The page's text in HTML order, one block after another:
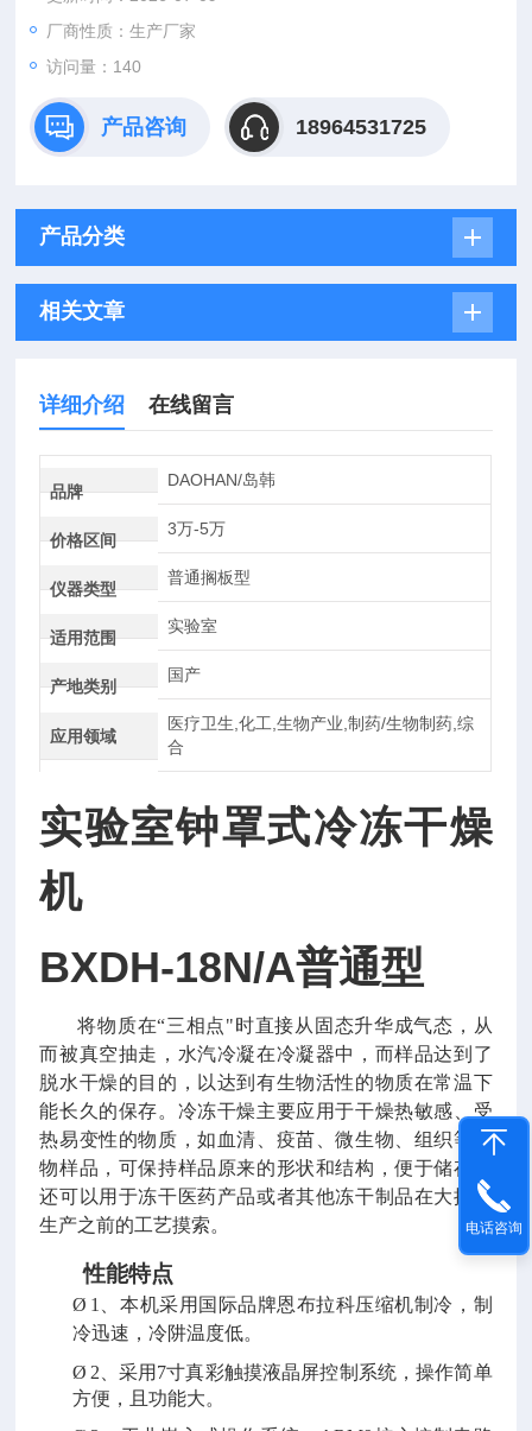
厂商性质：生产厂家
访问量：140
产品咨询 18964531725
产品分类
相关文章
详细介绍 在线留言
品牌
DAOHAN/岛韩
价格区间
3万-5万
仪器类型
普通搁板型
适用范围
实验室
产地类别
国产
应用领域
医疗卫生,化工,生物产业,制药/生物制药,综
合
实验室钟罩式冷冻干燥
机
BXDH-18N/A普通型
将物质在“三相点"时直接从固态升华成气态，从
而被真空抽走，水汽冷凝在冷凝器中，而样品达到了
脱水干燥的目的，以达到有生物活性的物质在常温下
能长久的保存。冷冻干燥主要应用于干燥热敏感、受
热易变性的物质，如血清、疫苗、微生物、组织等生
物样品，可保持样品原来的形状和结构，便于储存；
还可以用于冻干医药产品或者其他冻干制品在大批量
生产之前的工艺摸索。
性能特点
Ø 1、本机采用国际品牌恩布拉科压缩机制冷，制
冷迅速，冷阱温度低。
Ø 2、采用7寸真彩触摸液晶屏控制系统，操作简单
方便，且功能大。
电话咨询